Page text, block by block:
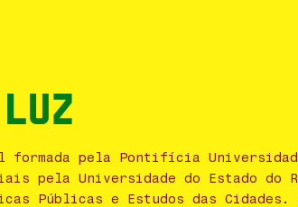
pela Pontifícia
pela Universidade do Estado
Públicas e Estudos das Cidades.